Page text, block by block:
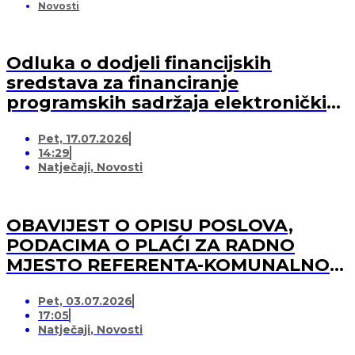
Novosti
Odluka o dodjeli financijskih
sredstava za financiranje
programskih sadržaja elektroničkih
medijskih usluga)
Pet, 17.07.2026
14:29
Natječaji, Novosti
OBAVIJEST O OPISU POSLOVA,
PODACIMA O PLAĆI ZA RADNO
MJESTO REFERENTA-KOMUNALNOG
Pet, 03.07.2026
17:05
Natječaji, Novosti